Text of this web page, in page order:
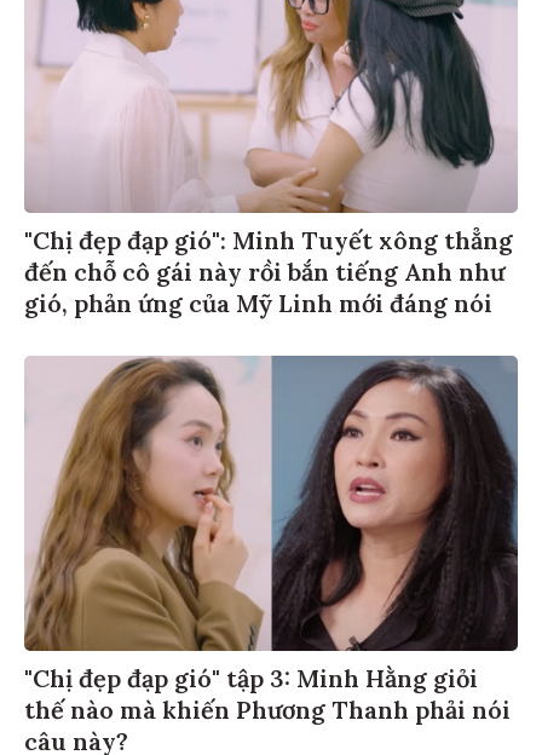
"Chị đẹp đạp gió": Minh Tuyết xông thẳng
đến chỗ cô gái này rồi bắn tiếng Anh như
gió, phản ứng của Mỹ Linh mới đáng nói
"Chị đẹp đạp gió" tập 3: Minh Hằng giỏi
thế nào mà khiến Phương Thanh phải nói
câu này?